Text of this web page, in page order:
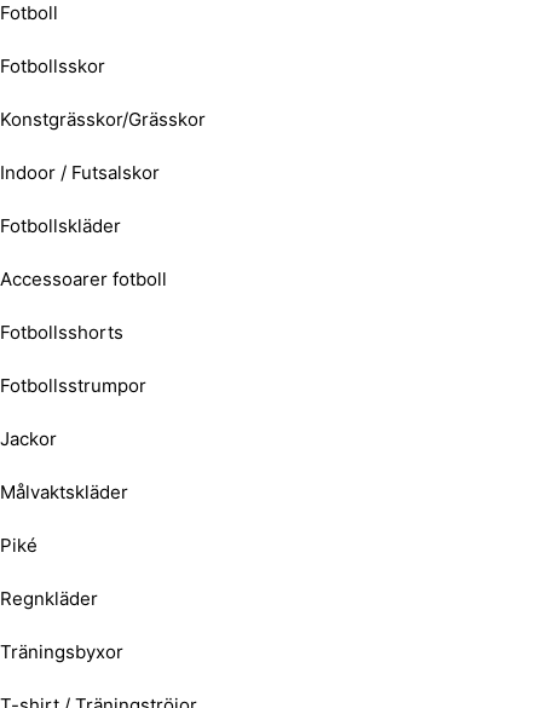
Fotboll
Fotbollsskor
Konstgrässkor/Grässkor
Indoor / Futsalskor
Fotbollskläder
Accessoarer fotboll
Fotbollsshorts
Fotbollsstrumpor
Jackor
Målvaktskläder
Piké
Regnkläder
Träningsbyxor